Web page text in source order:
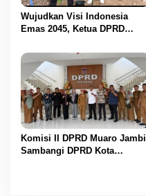
Wujudkan Visi Indonesia
Emas 2045, Ketua DPRD
Bupati dalam Aksi
Penanaman Pohon Serentak
Komisi II DPRD Muaro Jambi
Sambangi DPRD Kota